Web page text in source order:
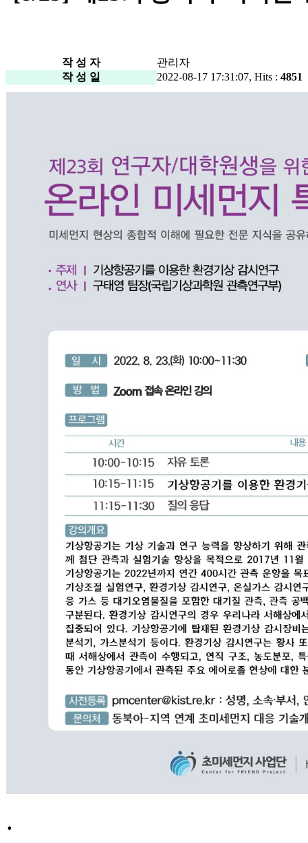
작 성 자
관리자
작 성 일
2022-08-17 17:31:07, Hits : 4851
.